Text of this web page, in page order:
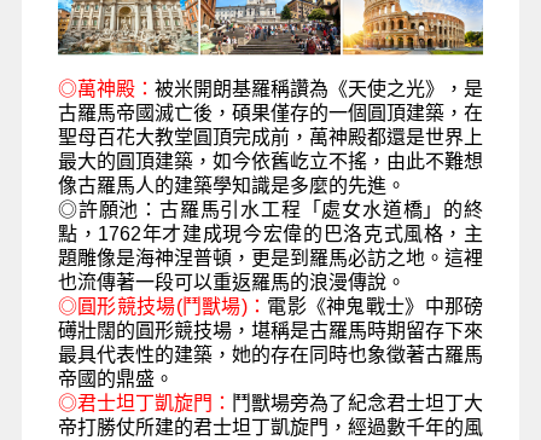
◎萬神殿： 被米開朗基羅稱讚為《天使之光》，是
古羅馬帝國滅亡後，碩果僅存的一個圓頂建築，在
聖母百花大教堂圓頂完成前，萬神殿都還是世界上
最大的圓頂建築，如今依舊屹立不搖，由此不難想
像古羅馬人的建築學知識是多麼的先進。
◎許願池： 古羅馬引水工程「處女水道橋」的終
點， 1762年才建成現今宏偉的巴洛克式風格，主
題雕像是海神涅普頓，更是到羅馬必訪之地。這裡
也流傳著一段可以重返羅馬的浪漫傳說。
◎圓形競技場(鬥獸場)： 電影《神鬼戰士》中那磅
礡壯闊的圓形競技場，堪稱是古羅馬時期留存下來
最具代表性的建築，她的存在同時也象徵著古羅馬
帝國的鼎盛。
◎君士坦丁凱旋門： 鬥獸場旁為了紀念君士坦丁大
帝打勝仗所建的君士坦丁凱旋門，經過數千年的風